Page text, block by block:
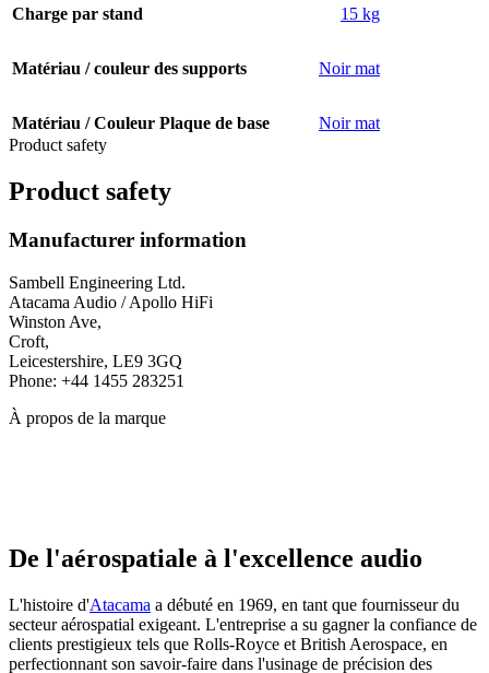
Charge par stand 15 kg
Matériau / couleur des supports Noir mat
Matériau / Couleur Plaque de base
Noir mat
Product safety
Product safety
Manufacturer information
Sambell Engineering Ltd.
Atacama Audio / Apollo HiFi
Winston Ave,
Croft,
Leicestershire, LE9 3GQ
Phone: +44 1455 283251
À propos de la marque
De l'aérospatiale à l'excellence audio
L'histoire d'Atacama a débuté en 1969, en tant que fournisseur du
secteur aérospatial exigeant. L'entreprise a su gagner la confiance de
clients prestigieux tels que Rolls-Royce et British Aerospace, en
perfectionnant son savoir-faire dans l'usinage de précision des